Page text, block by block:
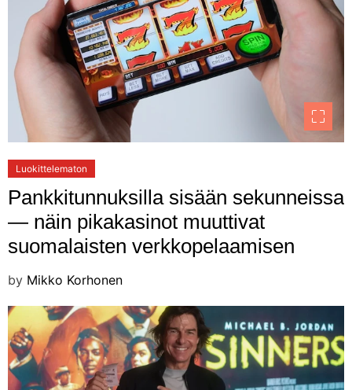
Luokittelematon
Pankkitunnuksilla sisään sekunneissa
— näin pikakasinot muuttivat
suomalaisten verkkopelaamisen
by Mikko Korhonen